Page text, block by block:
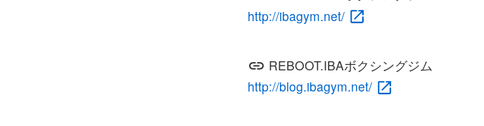
http://ibagym.net/
REBOOT.IBAボクシングジム
http://blog.ibagym.net/